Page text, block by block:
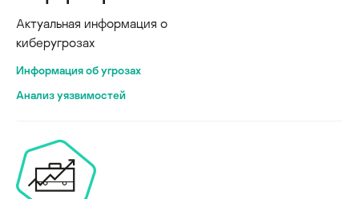
Актуальная информация о
киберугрозах
Информация об угрозах
Анализ уязвимостей